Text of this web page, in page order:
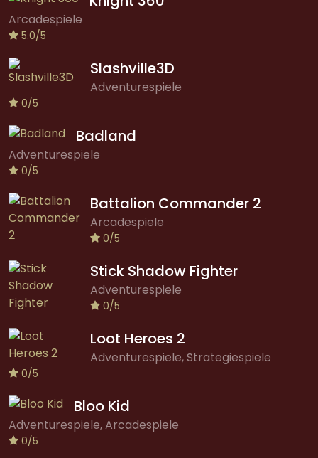
Arcadespiele
5.0/5
Slashville3D
Adventurespiele
0/5
Badland
Adventurespiele
0/5
Battalion Commander 2
Arcadespiele
0/5
Stick Shadow Fighter
Adventurespiele
0/5
Loot Heroes 2
Adventurespiele, Strategiespiele
0/5
Bloo Kid
Adventurespiele, Arcadespiele
0/5